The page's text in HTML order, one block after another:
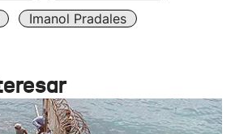
Imanol Pradales